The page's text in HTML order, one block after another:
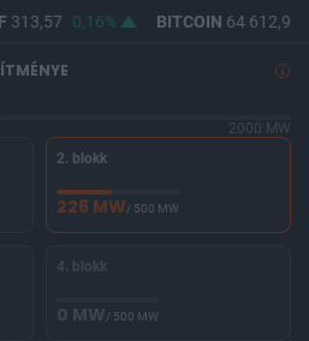
313,57 0,16% BITCOIN64 612,95
2000 MW
2. blokk
226 MW/ 500 MW
4. blokk
0 MW/ 500 MW